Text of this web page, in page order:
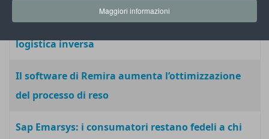
Maggiori informazioni
Intergic propone iF Returns per la gestione della
logistica inversa
Il software di Remira aumenta l’ottimizzazione
del processo di reso
Sap Emarsys: i consumatori restano fedeli a chi